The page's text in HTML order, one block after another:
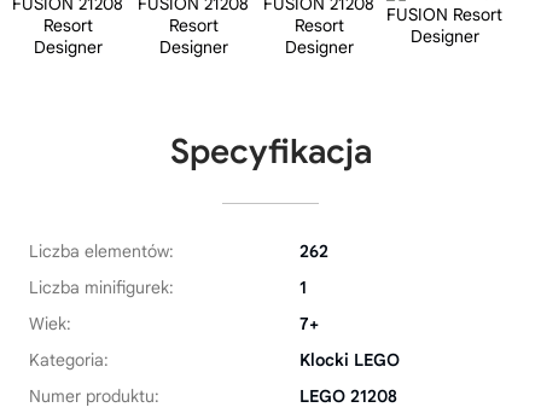
Specyfikacja
Liczba elementów:
262
Liczba minifigurek:
1
Wiek:
7+
Kategoria:
Klocki LEGO
Numer produktu:
LEGO 21208